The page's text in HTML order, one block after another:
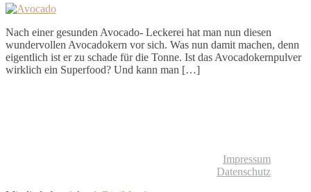
Nach einer gesunden Avocado- Leckerei hat man nun diesen
wundervollen Avocadokern vor sich. Was nun damit machen, denn
eigentlich ist er zu schade für die Tonne. Ist das Avocadokernpulver
wirklich ein Superfood? Und kann man […]
Impressum
Datenschutz